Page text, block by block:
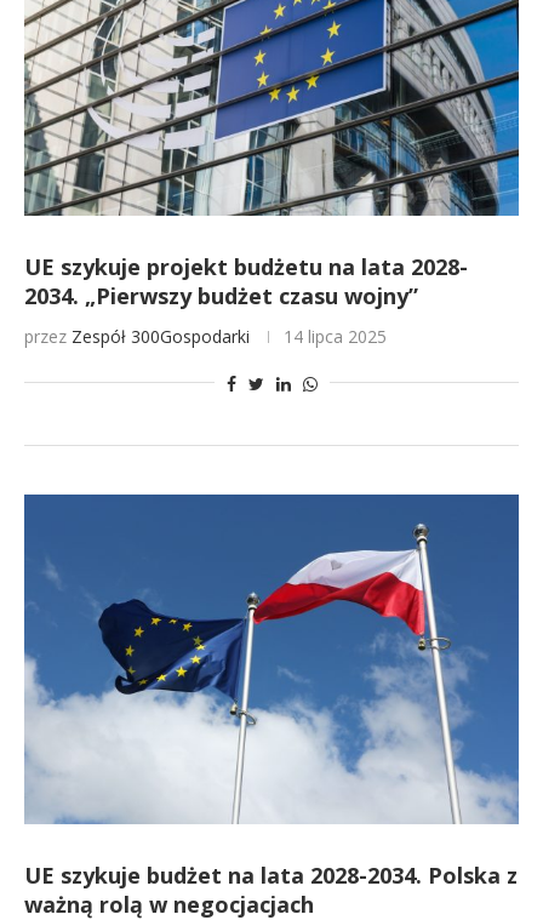
UE szykuje projekt budżetu na lata 2028-
2034. „Pierwszy budżet czasu wojny”
przez Zespół 300Gospodarki 14 lipca 2025
UE szykuje budżet na lata 2028-2034. Polska z
ważną rolą w negocjacjach